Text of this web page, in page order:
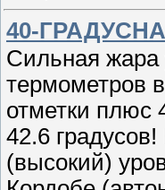
40-
Сильная жара
термометров
отметки плюс
42.6
(высокий)